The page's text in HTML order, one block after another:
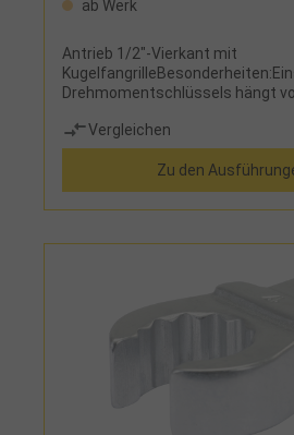
ab Werk
Antrieb 1/2"-Vierkant mit
Drehmomentschlüssels hängt
Vergleichen
Zu den